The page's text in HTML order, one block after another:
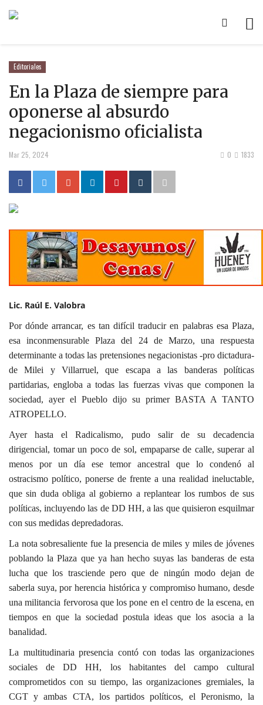
Editoriales
En la Plaza de siempre para
oponerse al absurdo
negacionismo oficialista
Mar 25, 2024 1833
0
Lic. Raúl E. Valobra
Por dónde arrancar, es tan difícil traducir en palabras esa Plaza,
esa inconmensurable Plaza del 24 de Marzo, una respuesta
determinante a todas las pretensiones negacionistas -pro dictadura-
de Milei y Villarruel, que escapa a las banderas políticas
partidarias, engloba a todas las fuerzas vivas que componen la
sociedad, ayer el Pueblo dijo su primer BASTA A TANTO
ATROPELLO.
Ayer hasta el Radicalismo, pudo salir de su decadencia
dirigencial, tomar un poco de sol, empaparse de calle, superar al
menos por un día ese temor ancestral que lo condenó al
ostracismo político, ponerse de frente a una realidad ineluctable,
que sin duda obliga al gobierno a replantear los rumbos de sus
políticas, incluyendo las de DD HH, a las que quisieron esquilmar
con sus medidas depredadoras.
La nota sobresaliente fue la presencia de miles y miles de jóvenes
poblando la Plaza que ya han hecho suyas las banderas de esta
lucha que los trasciende pero que de ningún modo dejan de
saberla suya, por herencia histórica y compromiso humano, desde
una militancia fervorosa que los pone en el centro de la escena, en
tiempos en que la sociedad postula ideas que los asocia a la
banalidad.
La multitudinaria presencia contó con todas las organizaciones
sociales de DD HH, los habitantes del campo cultural
comprometidos con su tiempo, las organizaciones gremiales, la
CGT y ambas CTA, los partidos políticos, el Peronismo, la